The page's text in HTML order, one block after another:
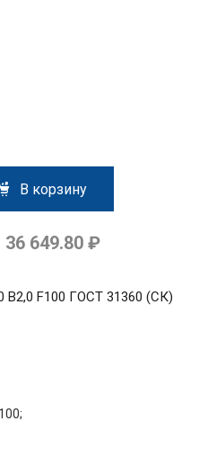
В корзину
36 649.80 ₽
B2,0 F100 ГОСТ 31360 (СК)